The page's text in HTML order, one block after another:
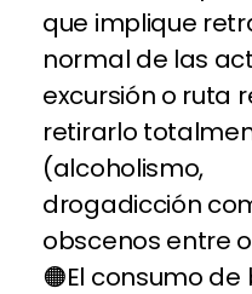
que implique
normal de las
excursión o ruta
retirarlo
(alcoholismo,
drogadicción
obscenos entre
El consumo